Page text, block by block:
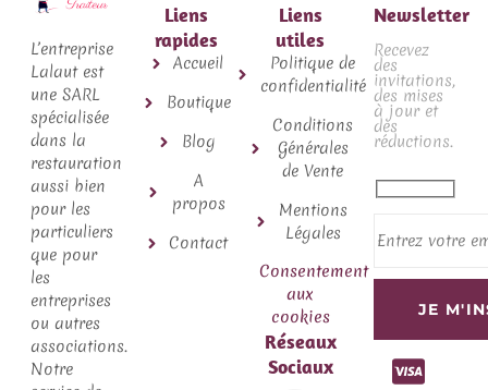
L’entreprise
Lalaut est
une SARL
spécialisée
dans la
restauration
aussi bien
pour les
particuliers
que pour
les
entreprises
ou autres
associations.
Notre
Liens
rapides
Accueil
Boutique
Blog
A
propos
Contact
Liens
utiles
Politique de
confidentialité
Conditions
Générales
de Vente
Mentions
Légales
Consentement
aux
cookies
Réseaux
Sociaux
Newsletter
Recevez
des
invitations,
des mises
à jour et
des
réductions.